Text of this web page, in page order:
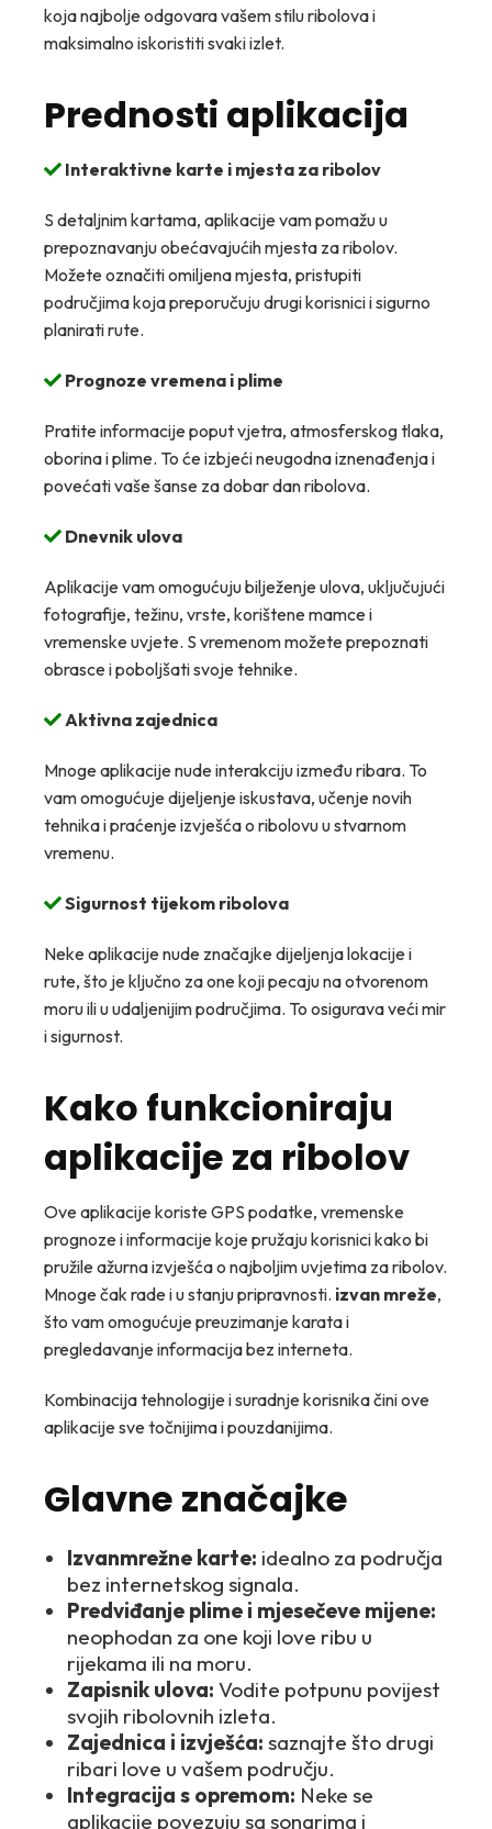
koja najbolje odgovara vašem stilu ribolova i
maksimalno iskoristiti svaki izlet.
Prednosti aplikacija
Interaktivne karte i mjesta za ribolov
S detaljnim kartama, aplikacije vam pomažu u
prepoznavanju obećavajućih mjesta za ribolov.
Možete označiti omiljena mjesta, pristupiti
područjima koja preporučuju drugi korisnici i sigurno
planirati rute.
Prognoze vremena i plime
Pratite informacije poput vjetra, atmosferskog tlaka,
oborina i plime. To će izbjeći neugodna iznenađenja i
povećati vaše šanse za dobar dan ribolova.
Dnevnik ulova
Aplikacije vam omogućuju bilježenje ulova, uključujući
fotografije, težinu, vrste, korištene mamce i
vremenske uvjete. S vremenom možete prepoznati
obrasce i poboljšati svoje tehnike.
Aktivna zajednica
Mnoge aplikacije nude interakciju između ribara. To
vam omogućuje dijeljenje iskustava, učenje novih
tehnika i praćenje izvješća o ribolovu u stvarnom
vremenu.
Sigurnost tijekom ribolova
Neke aplikacije nude značajke dijeljenja lokacije i
rute, što je ključno za one koji pecaju na otvorenom
moru ili u udaljenijim područjima. To osigurava veći mir
i sigurnost.
Kako funkcioniraju
aplikacije za ribolov
Ove aplikacije koriste GPS podatke, vremenske
prognoze i informacije koje pružaju korisnici kako bi
pružile ažurna izvješća o najboljim uvjetima za ribolov.
Mnoge čak rade i u stanju pripravnosti. izvan mreže,
što vam omogućuje preuzimanje karata i
pregledavanje informacija bez interneta.
Kombinacija tehnologije i suradnje korisnika čini ove
aplikacije sve točnijima i pouzdanijima.
Glavne značajke
Izvanmrežne karte: idealno za područja
bez internetskog signala.
Predviđanje plime i mjesečeve mijene:
neophodan za one koji love ribu u
rijekama ili na moru.
Zapisnik ulova: Vodite potpunu povijest
svojih ribolovnih izleta.
Zajednica i izvješća: saznajte što drugi
ribari love u vašem području.
Integracija s opremom: Neke se
aplikacije povezuju sa sonarima i